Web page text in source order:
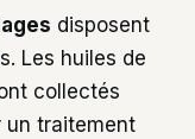
disposent
Les huiles de
collectés
un traitement